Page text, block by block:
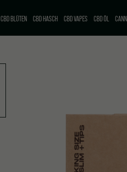
CBD BLÜTEN
CBD HASCH CBD VAPES CBD ÖL